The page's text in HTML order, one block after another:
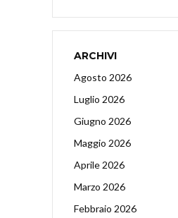
ARCHIVI
Agosto 2026
Luglio 2026
Giugno 2026
Maggio 2026
Aprile 2026
Marzo 2026
Febbraio 2026